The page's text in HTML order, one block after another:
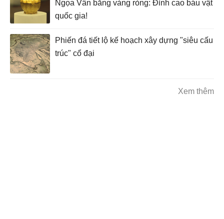
Ngọa Vân bằng vàng ròng: Đỉnh cao báu vật
quốc gia!
Phiến đá tiết lộ kế hoạch xây dựng "siêu cấu
trúc" cổ đại
Xem thêm